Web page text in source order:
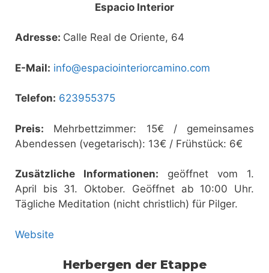
Espacio Interior
Adresse: Calle Real de Oriente, 64
E-Mail: info@espaciointeriorcamino.com
Telefon: 623955375
Preis: Mehrbettzimmer: 15€ / gemeinsames
Abendessen (vegetarisch): 13€ / Frühstück: 6€
Zusätzliche Informationen: geöffnet vom 1.
April bis 31. Oktober. Geöffnet ab 10:00 Uhr.
Tägliche Meditation (nicht christlich) für Pilger.
Website
Herbergen der Etappe